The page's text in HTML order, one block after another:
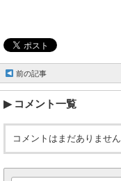
前の記事
コメント一覧
コメントはまだありません